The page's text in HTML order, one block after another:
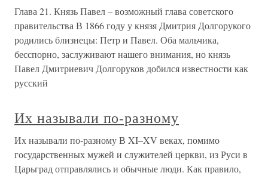
Глава 21. Князь Павел – возможный глава советского
правительства В 1866 году у князя Дмитрия Долгорукого
родились близнецы: Петр и Павел. Оба мальчика,
бесспорно, заслуживают нашего внимания, но князь
Павел Дмитриевич Долгоруков добился известности как
русский
Их называли по-разному
Их называли по-разному В XI–XV веках, помимо
государственных мужей и служителей церкви, из Руси в
Царьград отправлялись и обычные люди. Как правило,